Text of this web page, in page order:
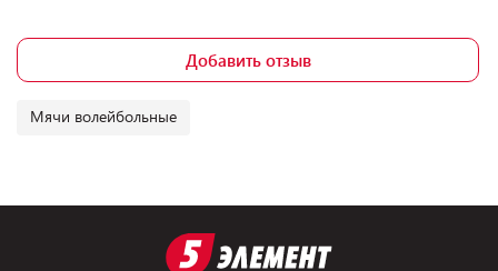
Добавить отзыв
Мячи волейбольные